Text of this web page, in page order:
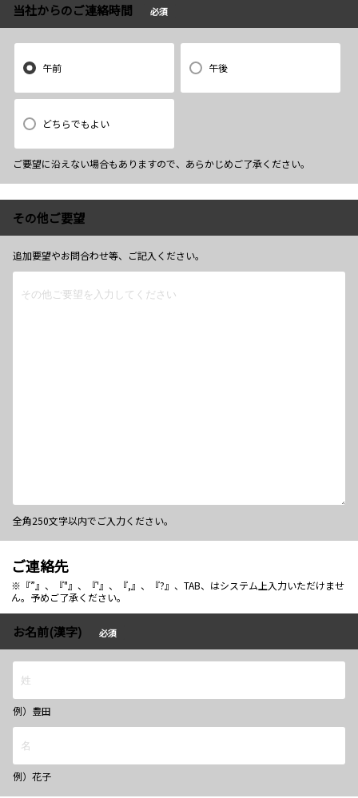
当社からのご連絡時間 必須
午前 午後
どちらでもよい
ご要望に沿えない場合もありますので、あらかじめご了承ください。
その他ご要望
追加要望やお問合わせ等、ご記入ください。
全角250文字以内でご入力ください。
ご連絡先
※『”』、『"』、『'』、『,』、『?』、TAB、はシステム上入力いただけませ
ん。予めご了承ください。
お名前(漢字) 必須
例）豊田
例）花子